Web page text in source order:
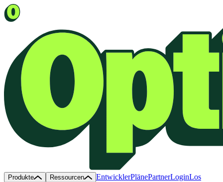
Produkte Ressourcen EntwicklerPlänePartnerLoginLos